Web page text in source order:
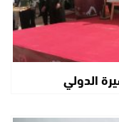
الدولي